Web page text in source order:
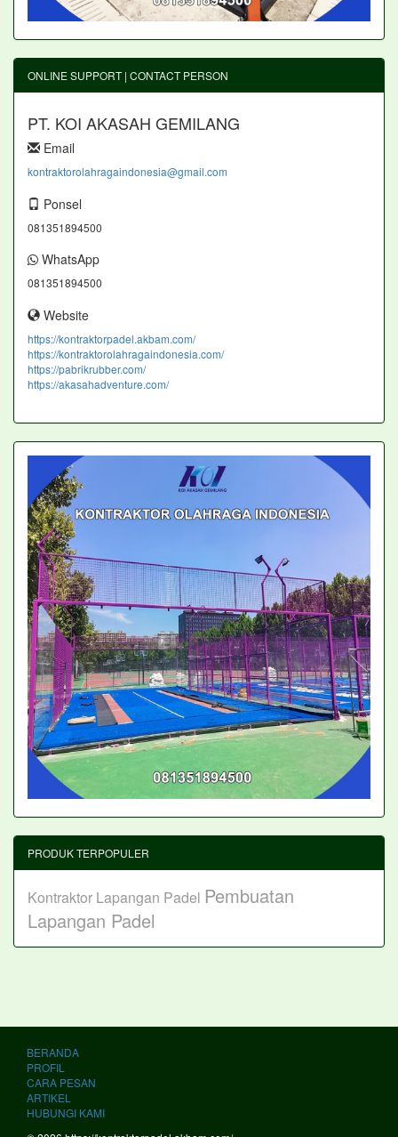
ONLINE SUPPORT | CONTACT PERSON
PT. KOI AKASAH GEMILANG
Email
kontraktorolahragaindonesia@gmail.com
Ponsel
081351894500
WhatsApp
081351894500
Website
https://kontraktorpadel.akbam.com/
https://kontraktorolahragaindonesia.com/
https://pabrikrubber.com/
https://akasahadventure.com/
PRODUK TERPOPULER
Kontraktor Lapangan Padel Pembuatan
Lapangan Padel
BERANDA
PROFIL
CARA PESAN
ARTIKEL
HUBUNGI KAMI